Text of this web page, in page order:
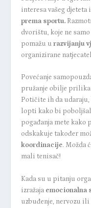
interesa vašeg djeteta i
prema sportu.
dvorištu, koje ne
pomažu u razvijanju
organizirane
Povećanje
pružanje obilje prilika
Potičite ih da
lopti kako bi
pogađanja mete
odskakuje također
koordinacije. Možda
mali tenisač!
Kada su u pitanju
izražaja emocionalna
uzbuđenje, nervozu ili